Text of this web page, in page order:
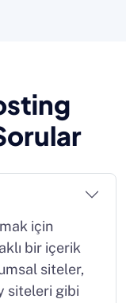
için
bir içerik
siteler,
siteleri gibi